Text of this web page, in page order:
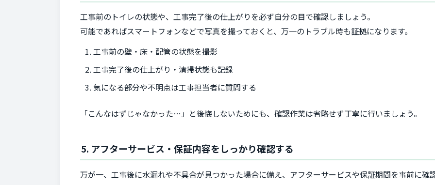
工事前のトイレの状態や、工事完了後の仕上がりを必ず自分の目で確認しましょう。
可能であればスマートフォンなどで写真を撮っておくと、万一のトラブル時も証拠になります。
工事前の壁・床・配管の状態を撮影
工事完了後の仕上がり・清掃状態も記録
気になる部分や不明点は工事担当者に質問する
「こんなはずじゃなかった…」と後悔しないためにも、確認作業は省略せず丁寧に行いましょう。
5. アフターサービス・保証内容をしっかり確認する
万が一、工事後に水漏れや不具合が見つかった場合に備え、アフターサービスや保証期間を事前に確